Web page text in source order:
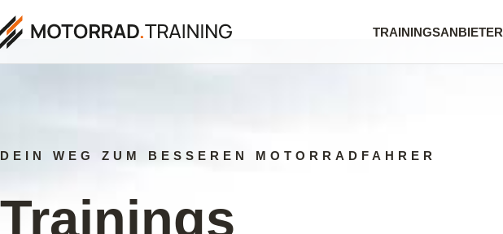
TRAININGSANBIETER
DEIN WEG ZUM BESSEREN MOTORRADFAHRER
Trainings